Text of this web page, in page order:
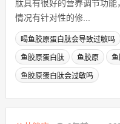
肽具有很好的营养调节功
情况有针对性的修...
喝鱼胶原蛋白肽会导致过敏吗
鱼胶原蛋白肽 鱼胶原 鱼
鱼胶原蛋白肽会过敏吗